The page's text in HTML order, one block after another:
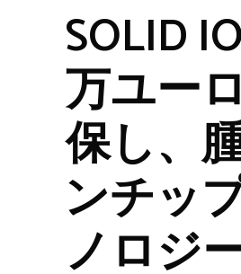
SOLID
万ユー
保し、
ンチッ
ノロジ